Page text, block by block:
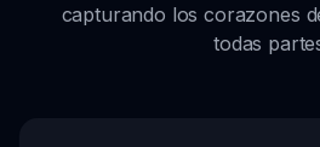
capturando los corazones
todas